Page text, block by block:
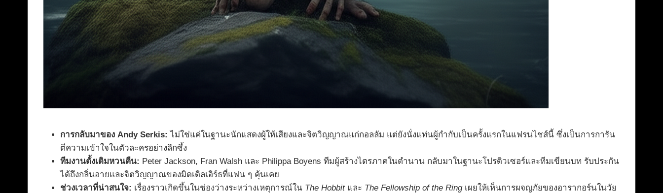
การกลับมาของ Andy Serkis: ไม่ใช่แค่ในฐานะนักแสดงผู้ให้เสียงและจิตวิญญาณแก่กอลลัม แต่ยังนั่งแท่นผู้กำกับเป็นครั้งแรกในแฟรนไชส์นี้ ซึ่งเป็นการการัน
ตีความเข้าใจในตัวละครอย่างลึกซึ้ง
ทีมงานดั้งเดิมหวนคืน: Peter Jackson, Fran Walsh และ Philippa Boyens ทีมผู้สร้างไตรภาคในตำนาน กลับมาในฐานะโปรดิวเซอร์และทีมเขียนบท รับประกัน
ได้ถึงกลิ่นอายและจิตวิญญาณของมิดเดิลเอิร์ธที่แฟน ๆ คุ้นเคย
ช่วงเวลาที่น่าสนใจ: เรื่องราวเกิดขึ้นในช่องว่างระหว่างเหตุการณ์ใน The Hobbitและ The Fellowship of the Ringเผยให้เห็นการผจญภัยของอารากอร์นในวัย